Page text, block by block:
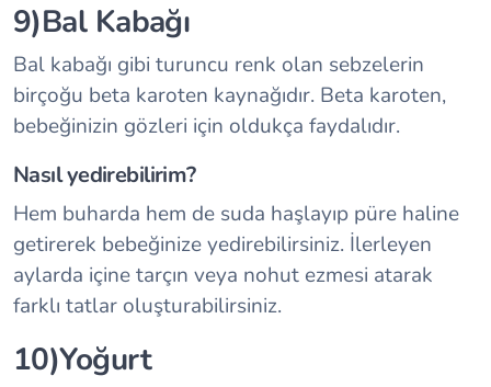
9)Bal Kabağı
Bal kabağı gibi turuncu renk olan sebzelerin
birçoğu beta karoten kaynağıdır. Beta karoten,
bebeğinizin gözleri için oldukça faydalıdır.
Nasıl yedirebilirim?
Hem buharda hem de suda haşlayıp püre haline
getirerek bebeğinize yedirebilirsiniz. İlerleyen
aylarda içine tarçın veya nohut ezmesi atarak
farklı tatlar oluşturabilirsiniz.
10)Yoğurt